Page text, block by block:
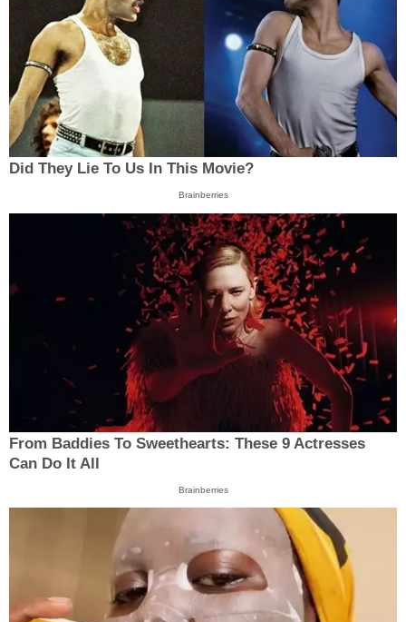
Did They Lie To Us In This Movie?
Brainberries
From Baddies To Sweethearts: These 9 Actresses
Can Do It All
Brainberries